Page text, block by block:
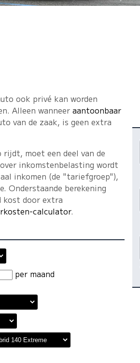
ook privé kan worden
Alleen wanneeraantoonbaar
van de zaak, is geen extra
moet een deel van de
inkomstenbelasting wordt
inkomen (de "tariefgroep"),
Onderstaande berekening
kost door extra
calculator.
per maand